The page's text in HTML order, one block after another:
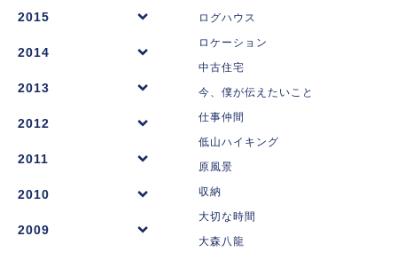
2015
2014
2013
2012
2011
2010
2009
ログハウス
ロケーション
中古住宅
今、僕が伝えたいこと
仕事仲間
低山ハイキング
原風景
収納
大切な時間
大森八龍